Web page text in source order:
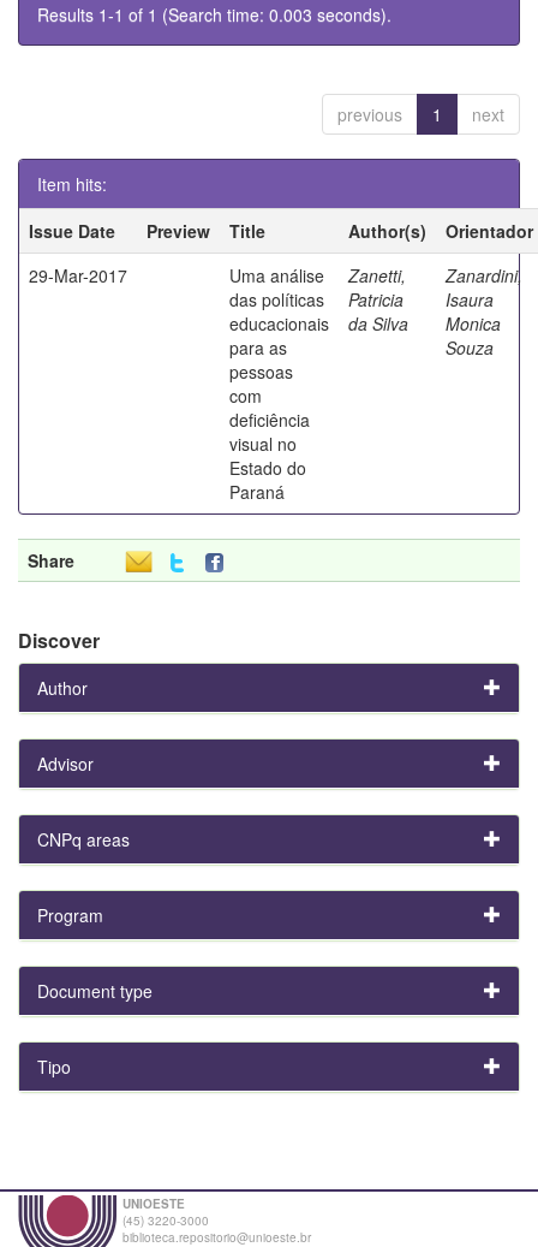
Results 1-1 of 1 (Search time: 0.003 seconds).
previous 1 next
Item hits:
Issue Date
Preview Title Author(s)
Orientador
29-Mar-2017
Uma análise
das políticas
educacionais
para as
pessoas
com
deficiência
visual no
Estado do
Paraná
Zanetti,
Patricia
da Silva
Zanardini,
Isaura
Monica
Souza
Share
Discover
Author
Advisor
CNPq areas
Program
Document type
Tipo
UNIOESTE
(45) 3220-3000
biblioteca.repositorio@unioeste.br